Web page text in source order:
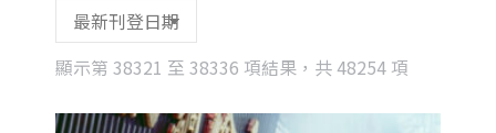
顯示第 38321 至 38336 項結果，共 48254 項
latest